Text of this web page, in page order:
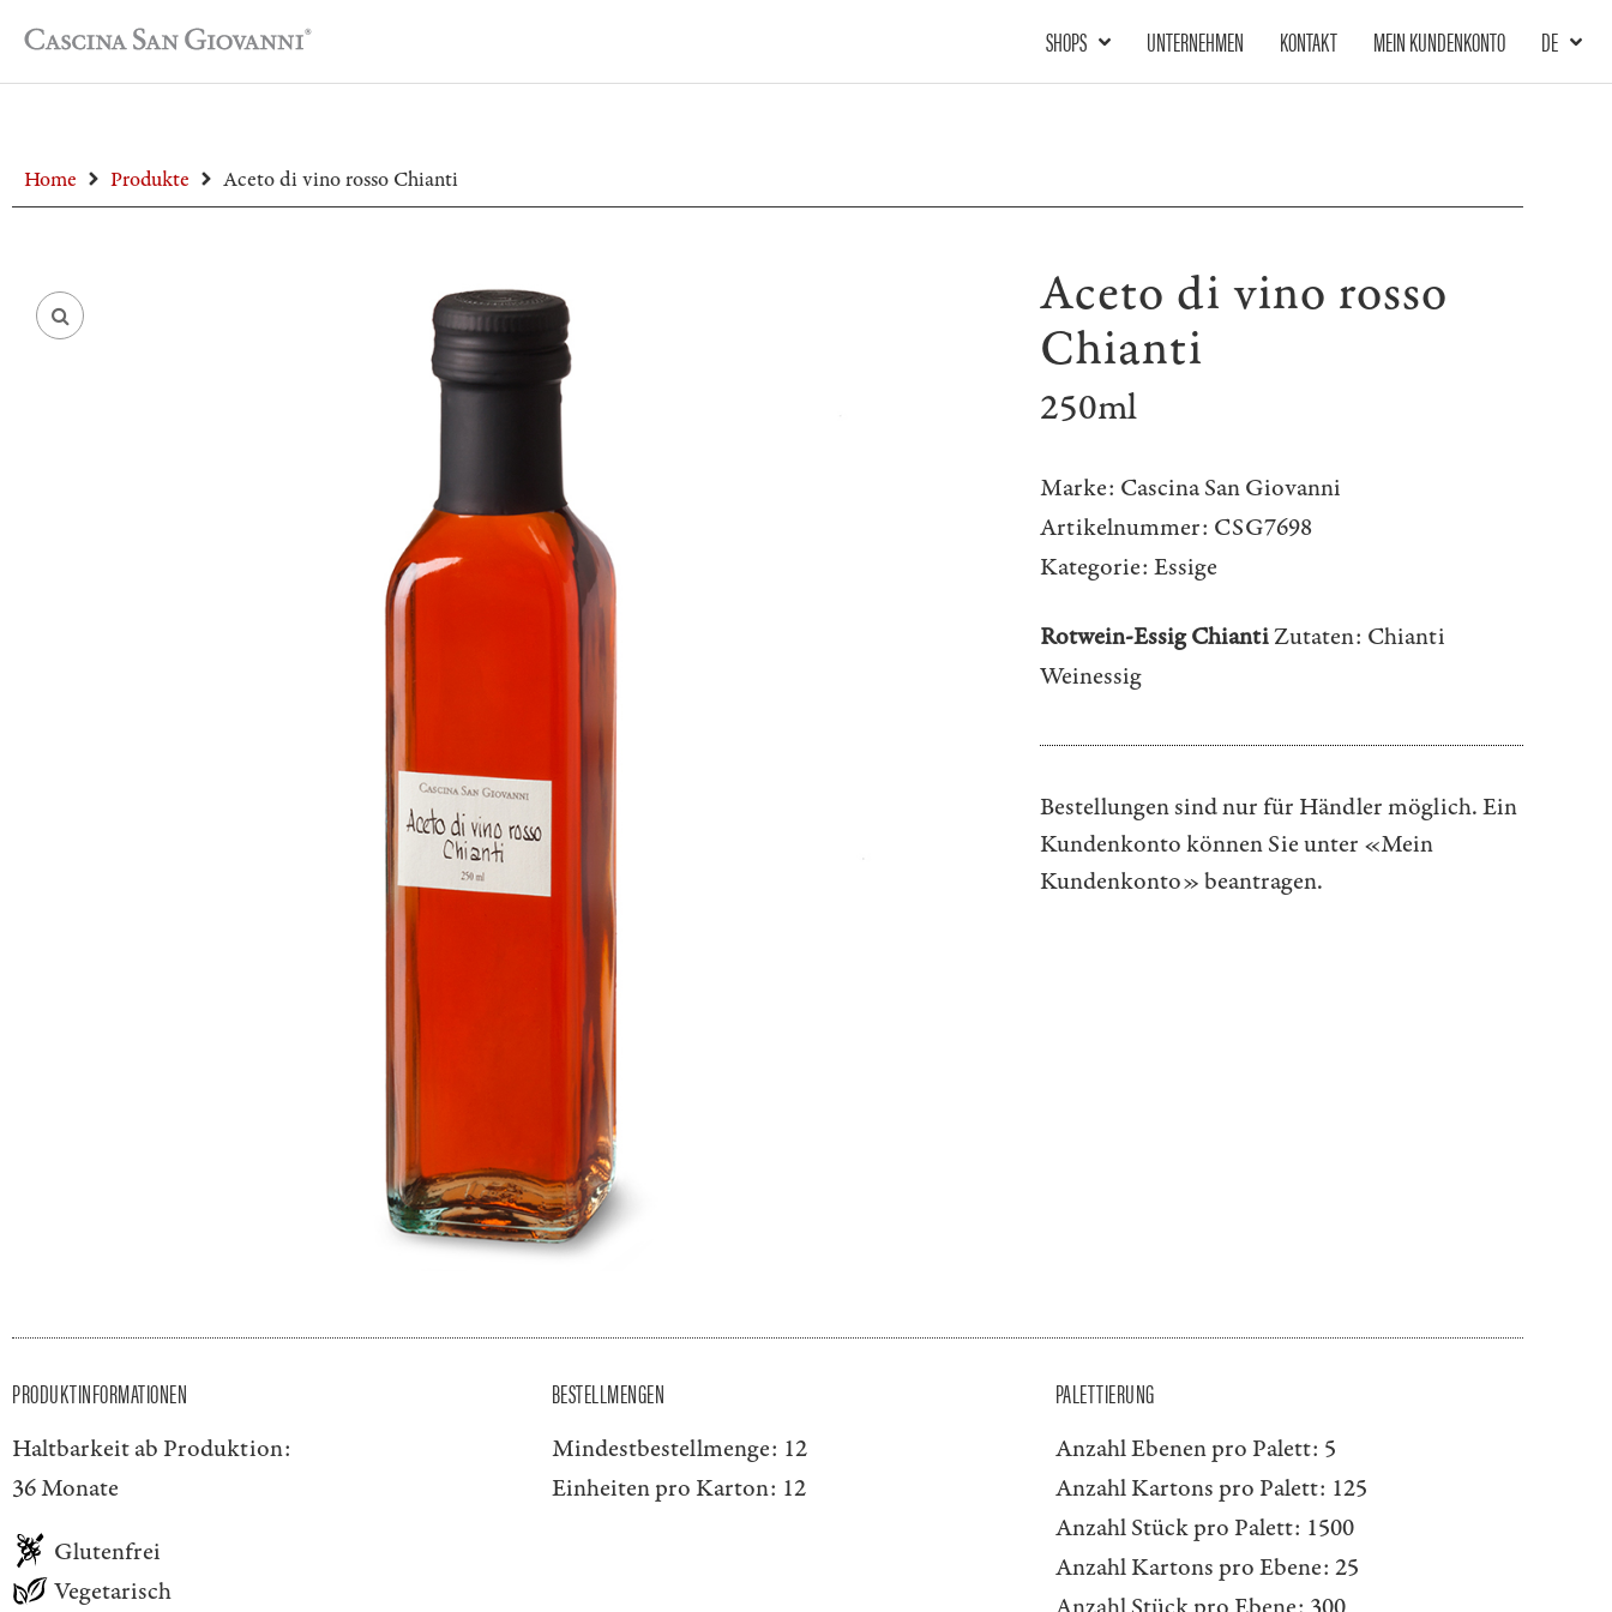
SHOPS UNTERNEHMEN KONTAKT MEIN KUNDENKONTO DE
Home Produkte Aceto di vino rosso Chianti
Aceto di vino rosso
Chianti
250ml
Marke: Cascina San Giovanni
Artikelnummer: CSG7698
Kategorie: Essige
Rotwein-Essig ChiantiZutaten: Chianti
Weinessig
Bestellungen sind nur für Händler möglich. Ein
Kundenkonto können Sie unter «Mein
Kundenkonto»beantragen.
PRODUKTINFORMATIONEN
Haltbarkeit ab Produktion:
36 Monate
Glutenfrei
Vegetarisch
BESTELLMENGEN
Mindestbestellmenge: 12
Einheiten pro Karton: 12
PALETTIERUNG
Anzahl Ebenen pro Palett: 5
Anzahl Kartons pro Palett: 125
Anzahl Stück pro Palett: 1500
Anzahl Kartons pro Ebene: 25